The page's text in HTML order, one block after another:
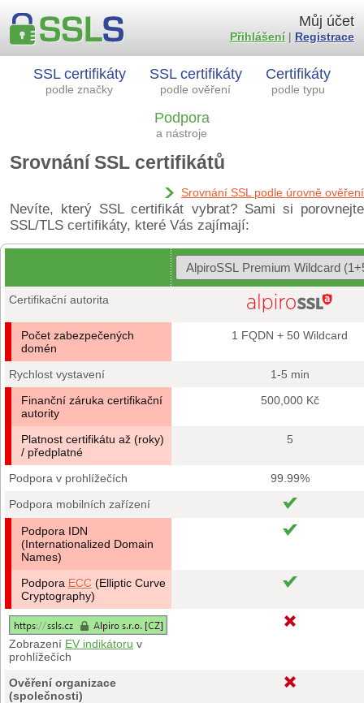
SSL certifikáty
podle značky
SSL certifikáty
podle ověření
Certifikáty
podle typu
Podpora
a nástroje
Můj účet
Přihlášení| Registrace
Srovnání SSL certifikátů
Srovnání SSL podle úrovně ověření
Nevíte, který SSL certifikát vybrat? Sami si porovnejte
SSL/TLS certifikáty, které Vás zajímají:
Certifikační autorita
Počet zabezpečených
domén
1 FQDN + 50 Wildcard
Rychlost vystavení
1-5 min
Finanční záruka certifikační
autority
500,000 Kč
Platnost certifikátu až (roky)
/ předplatné
5
Podpora v prohlížečích
99.99%
Podpora mobilních zařízení
Podpora IDN
(Internationalized Domain
Names)
Podpora ECC (Elliptic Curve
Cryptography)
Zobrazení EV indikátoru v
prohlížečích
Ověření organizace
(společnosti)